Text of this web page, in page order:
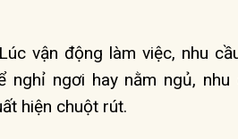
vận động làm việc, nhu
ngơi hay nằm ngủ, nhu
hiện chuột rút.